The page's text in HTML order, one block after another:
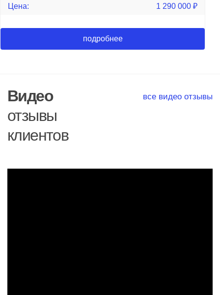
Цена: 1 290 000 ₽
подробнее
Видео
отзывы
клиентов
все видео отзывы